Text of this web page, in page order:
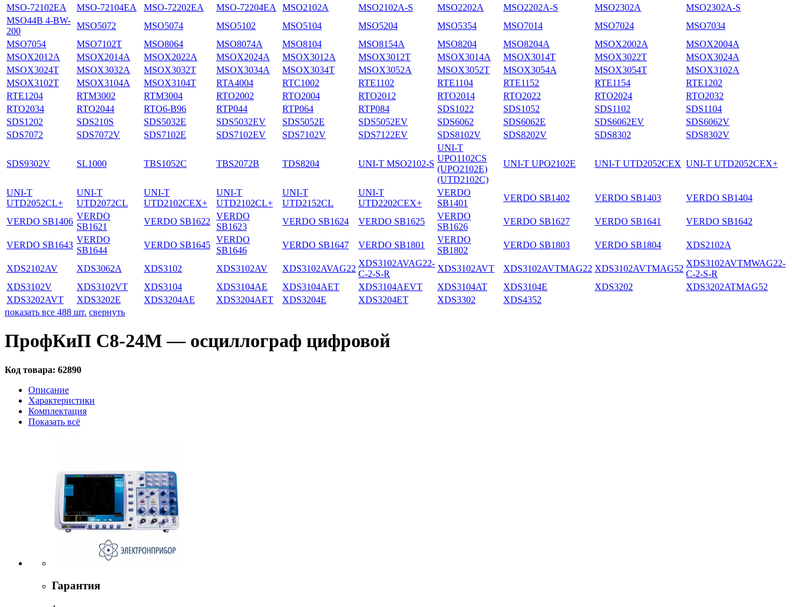
MSO-72102EA
MSO-72104EA MSO-72202EA MSO-72204EA MSO2102A MSO2102A-S MSO2202A MSO2202A-S MSO2302A
MSO2302A-S
MSO44B 4-BW-
200
MSO5072 MSO5074 MSO5102 MSO5104 MSO5204 MSO5354 MSO7014 MSO7024
MSO7034
MSO7054
MSO7102T MSO8064 MSO8074A MSO8104 MSO8154A MSO8204 MSO8204A MSOX2002A
MSOX2004A
MSOX2012A
MSOX2014A MSOX2022A MSOX2024A MSOX3012A MSOX3012T MSOX3014A MSOX3014T MSOX3022T
MSOX3024A
MSOX3024T
MSOX3032A MSOX3032T MSOX3034A MSOX3034T MSOX3052A MSOX3052T MSOX3054A MSOX3054T
MSOX3102A
MSOX3102T
MSOX3104A MSOX3104T RTA4004 RTC1002 RTE1102 RTE1104 RTE1152 RTE1154
RTE1202
RTE1204
RTM3002 RTM3004 RTO2002 RTO2004 RTO2012 RTO2014 RTO2022 RTO2024
RTO2032
RTO2034
RTO2044 RTO6-B96 RTP044 RTP064 RTP084 SDS1022 SDS1052 SDS1102
SDS1104
SDS1202
SDS210S SDS5032E SDS5032EV SDS5052E SDS5052EV SDS6062 SDS6062E SDS6062EV
SDS6062V
SDS7072
SDS7072V SDS7102E SDS7102EV SDS7102V SDS7122EV SDS8102V SDS8202V SDS8302 SDS8302V
SDS9302V SL1000 TBS1052C TBS2072B TDS8204 UNI-T MSO2102-S
UNI-T
UPO1102CS
(UPO2102E)
(UTD2102C)
UNI-T UPO2102E UNI-T UTD2052CEX UNI-T UTD2052CEX+
UNI-T
UTD2052CL+
UNI-T
UTD2072CL
UNI-T
UTD2102CEX+
UNI-T
UTD2102CL+
UNI-T
UTD2152CL
UNI-T
UTD2202CEX+
VERDO
SB1401
VERDO SB1402 VERDO SB1403 VERDO SB1404
VERDO SB1406
VERDO
SB1621
VERDO SB1622
VERDO
SB1623
VERDO SB1624 VERDO SB1625
VERDO
SB1626
VERDO SB1627 VERDO SB1641 VERDO SB1642
VERDO SB1643
VERDO
SB1644
VERDO SB1645
VERDO
SB1646
VERDO SB1647 VERDO SB1801
VERDO
SB1802
VERDO SB1803 VERDO SB1804 XDS2102A
XDS2102AV XDS3062A XDS3102 XDS3102AV XDS3102AVAG22
XDS3102AVAG22-
C-2-S-R
XDS3102AVT XDS3102AVTMAG22 XDS3102AVTMAG52
XDS3102AVTMWAG22-
C-2-S-R
XDS3102V
XDS3102VT XDS3104 XDS3104AE XDS3104AET XDS3104AEVT XDS3104AT XDS3104E XDS3202
XDS3202ATMAG52
XDS3202AVT
XDS3202E XDS3204AE XDS3204AET XDS3204E XDS3204ET XDS3302
XDS4352
показать все 488 шт. свернуть
ПрофКиП С8-24М — осциллограф цифровой
Код товара: 62890
Описание
Характеристики
Комплектация
Показать всё
Гарантия